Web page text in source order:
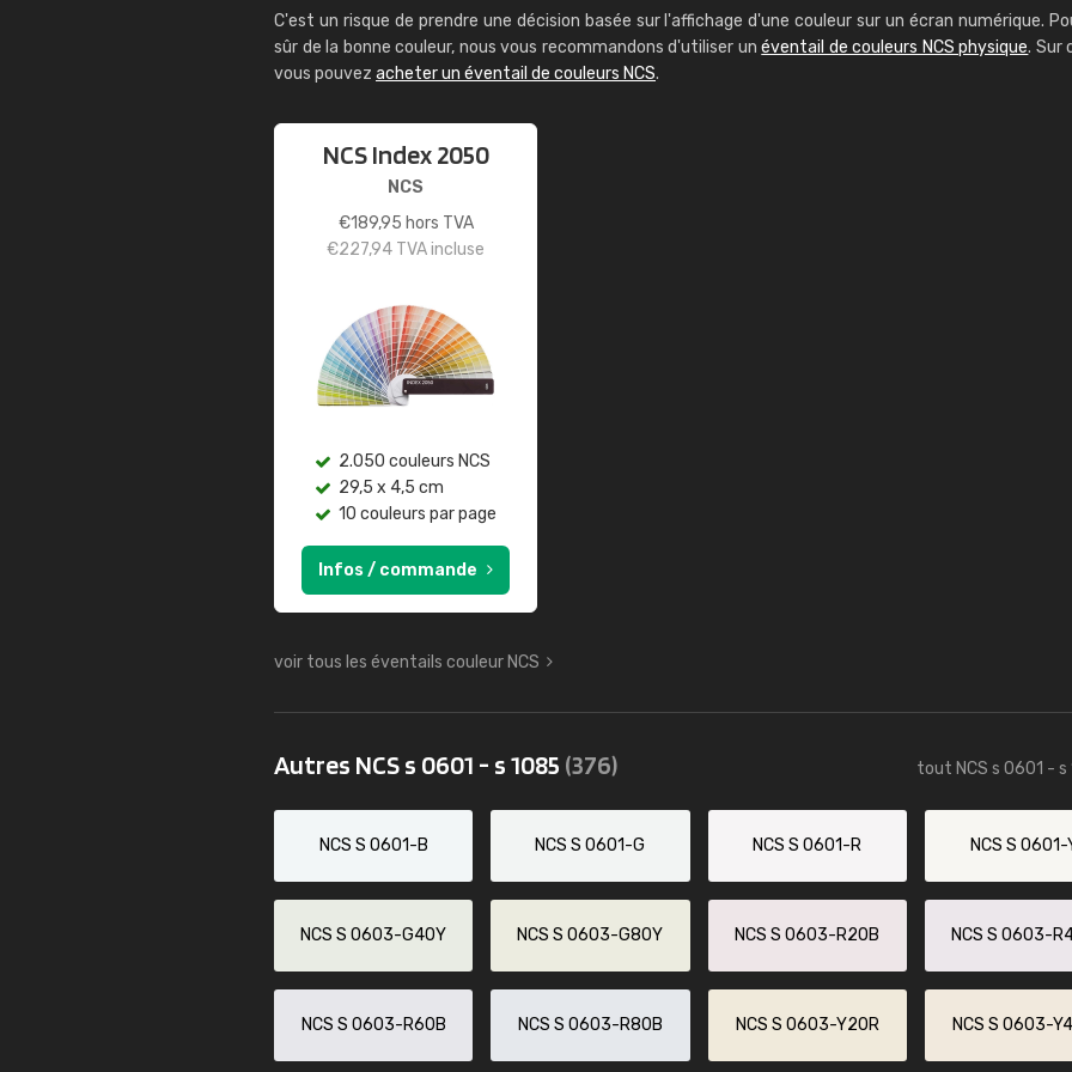
C'est un risque de prendre une décision basée sur l'affichage d'une couleur sur un écran numérique.
sûr de la bonne couleur, nous vous recommandons d'utiliser unéventail de couleurs NCS physique. Sur
vous pouvez acheter un éventail de couleurs NCS.
NCS Index 2050
NCS
€189,95 hors TVA
€227,94 TVA incluse
2.050 couleurs NCS
29,5 x 4,5 cm
10 couleurs par page
Infos / commande
voir tous les éventails couleur NCS
Autres NCS s 0601 - s 1085 (376) tout NCS s 0601 - s
NCS S 0601-B NCS S 0601-G NCS S 0601-R NCS S 0601-
NCS S 0603-G40Y NCS S 0603-G80Y NCS S 0603-R20B NCS S 0603-
NCS S 0603-R60B NCS S 0603-R80B NCS S 0603-Y20R NCS S 0603-